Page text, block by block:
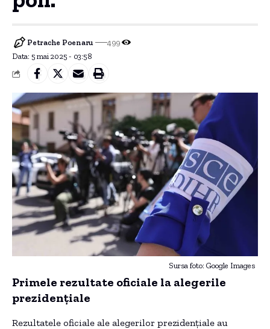
Data: 5 mai 2025 - 03:58
Petrache Poenaru 499
Sursa foto: Google Images
Primele rezultate oficiale la alegerile
prezidențiale
Rezultatele oficiale ale alegerilor prezidențiale au